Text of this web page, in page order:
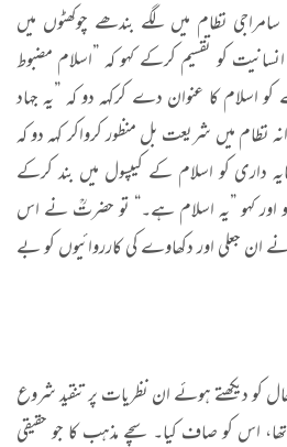
نظام میں لگے بندھے چوکھٹوں میں
کو تقسیم کرکے کہو کہ ”اسلام مضبوط
اسلام کا عنوان دے کرکہہ دو کہ ”یہ جہاد
میں شریعت بل منظور کرواکر کہہ دو کہ
داری کو اسلام کے کیپسول میں بند کرکے
اور کہو ”یہ اسلام ہے۔“ تو حضرتؒ نے اس
ان جعلی اور دکھاوے کی کارروائیوں کو بے
ہوئے ان نظریات پر تنقید شروع
اس کو صاف کیا۔ سچے مذہب کا جو حقیقی